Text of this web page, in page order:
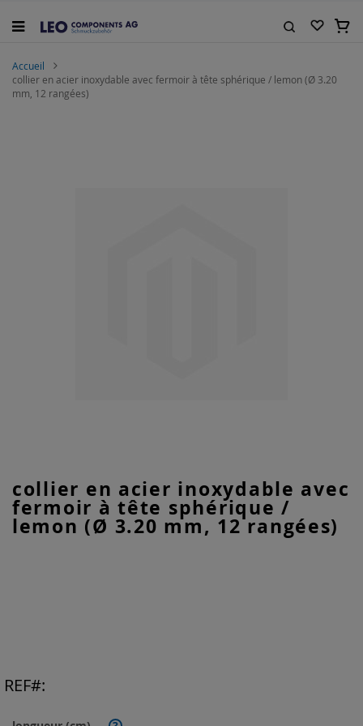
au
Mon
Accueil
collier en acier inoxydable avec fermoir à tête sphérique / lemon (Ø 3.20
mm, 12 rangées)
collier en acier inoxydable avec
fermoir à tête sphérique /
lemon (Ø 3.20 mm, 12 rangées)
REF
to
the
beginning
of